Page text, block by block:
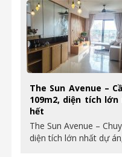
The Sun Avenue –
109m2, diện tích
hết
The Sun Avenue –
diện tích lớn nhất dự